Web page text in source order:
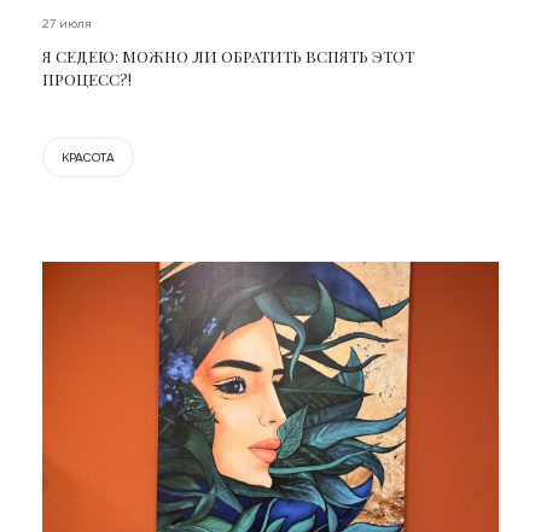
27 июля
Я СЕДЕЮ: МОЖНО ЛИ ОБРАТИТЬ ВСПЯТЬ ЭТОТ
ПРОЦЕСС?!
КРАСОТА